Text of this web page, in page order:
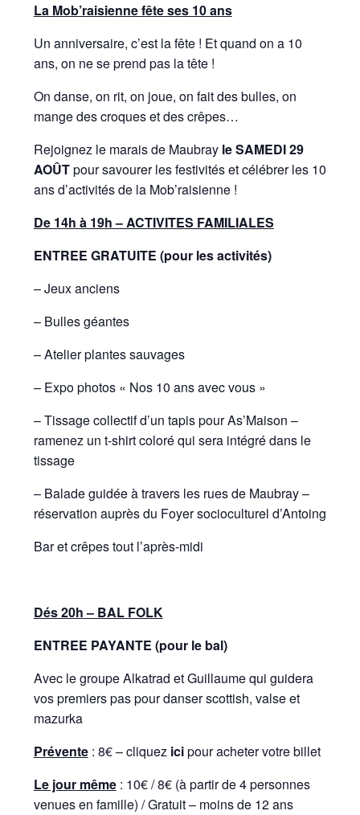
La Mob’raisienne fête ses 10 ans
Un anniversaire, c’est la fête ! Et quand on a 10
ans, on ne se prend pas la tête !
On danse, on rit, on joue, on fait des bulles, on
mange des croques et des crêpes…
Rejoignez le marais de Maubray le SAMEDI 29
AOÛTpour savourer les festivités et célébrer les 10
ans d’activités de la Mob’raisienne !
De 14h à 19h – ACTIVITES FAMILIALES
ENTREE GRATUITE (pour les activités)
– Jeux anciens
– Bulles géantes
– Atelier plantes sauvages
– Expo photos « Nos 10 ans avec vous »
– Tissage collectif d’un tapis pour As’Maison –
ramenez un t-shirt coloré qui sera intégré dans le
tissage
– Balade guidée à travers les rues de Maubray –
réservation auprès du Foyer socioculturel d’Antoing
Bar et crêpes tout l’après-midi
Dés 20h – BAL FOLK
ENTREE PAYANTE (pour le bal)
Avec le groupeAlkatrad et Guillaume qui guidera
vos premiers pas pour danser scottish, valse et
mazurka
Prévente : 8€ – cliquez icipour acheter votre billet
Le jour même: 10€ / 8€ (à partir de 4 personnes
venues en famille) / Gratuit – moins de 12 ans